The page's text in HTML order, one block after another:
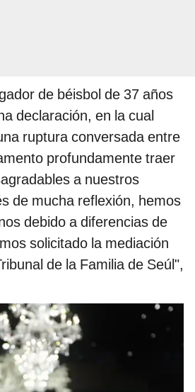
de béisbol de 37 años
declaración, en la cual
ruptura conversada entre
profundamente traer
a nuestros
de mucha reflexión, hemos
debido a diferencias de
solicitado la mediación
de la Familia de Seúl",